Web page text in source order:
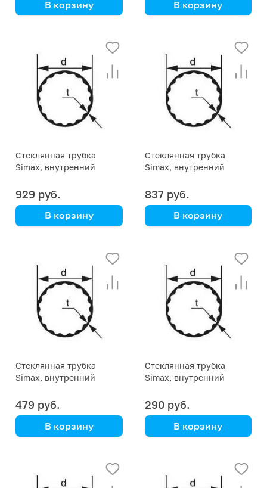
В корзину В корзину
Стеклянная трубка
Simax, внутренний
929 руб.
В корзину
Стеклянная трубка
Simax, внутренний
837 руб.
В корзину
Стеклянная трубка
Simax, внутренний
479 руб.
В корзину
Стеклянная трубка
Simax, внутренний
290 руб.
В корзину